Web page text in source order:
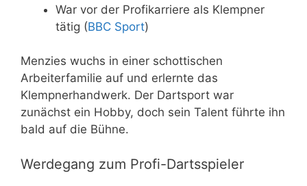
War vor der Profikarriere als Klempner
tätig (BBC Sport)
Menzies wuchs in einer schottischen
Arbeiterfamilie auf und erlernte das
Klempnerhandwerk. Der Dartsport war
zunächst ein Hobby, doch sein Talent führte ihn
bald auf die Bühne.
Werdegang zum Profi-Dartsspieler